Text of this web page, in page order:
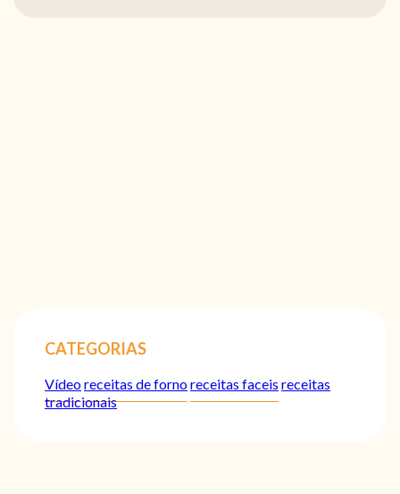
CATEGORIAS
Vídeoreceitas de fornoreceitas faceis receitas
tradicionais